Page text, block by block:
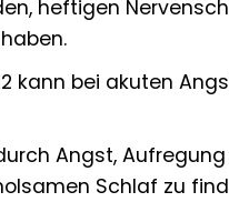
heftigen
kann bei akuten
Angst, Aufregung
Schlaf zu